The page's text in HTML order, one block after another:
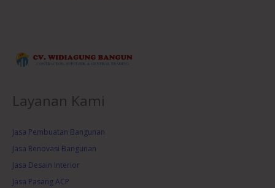
Layanan Kami
Jasa Pembuatan Bangunan
Jasa Renovasi Bangunan
Jasa Desain Interior
Jasa Pasang ACP